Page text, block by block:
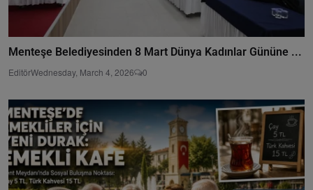
Menteşe Belediyesinden 8 Mart Dünya Kadınlar Gününe ...
EditörWednesday, March 4, 2026 0